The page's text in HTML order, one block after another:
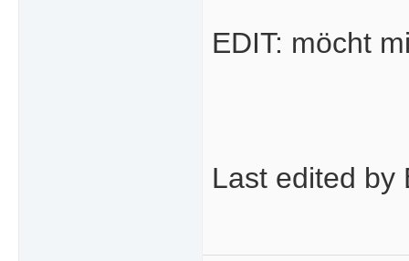
EDIT: möcht
Last edited by